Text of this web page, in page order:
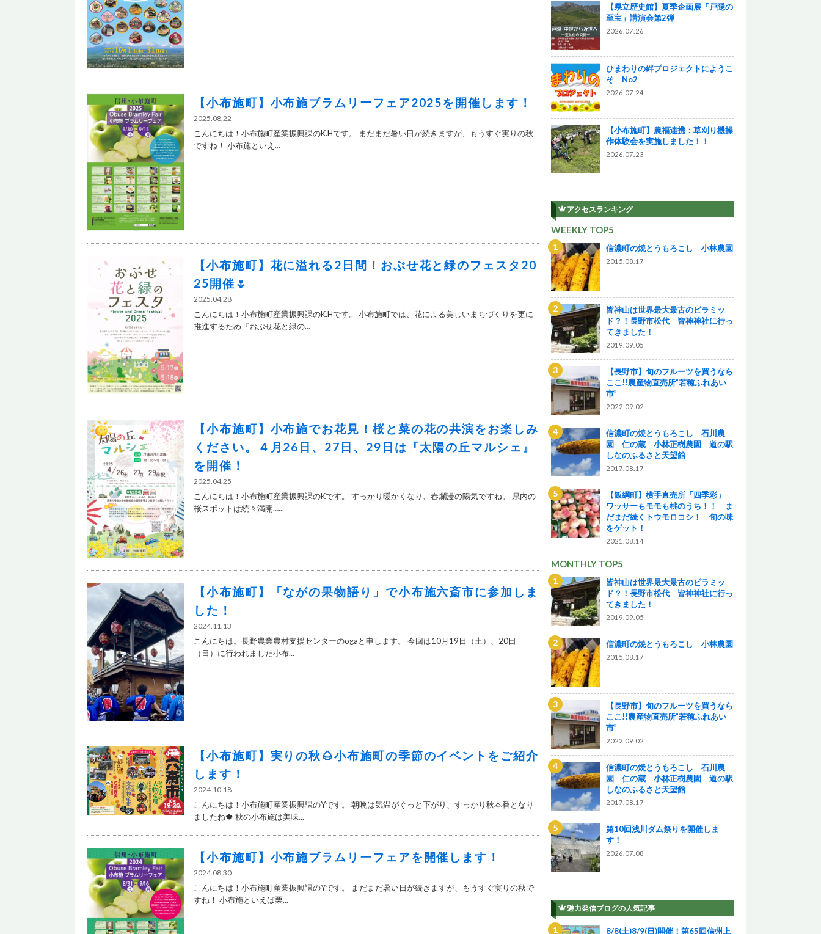
【小布施町】小布施ブラムリーフェア2025を開催します！
2025.08.22
こんにちは！小布施町産業振興課のK.Hです。 まだまだ暑い日が続きますが、もうすぐ実りの秋
ですね！ 小布施といえ...
【小布施町】花に溢れる2日間！おぶせ花と緑のフェスタ20
25開催🌷
2025.04.28
こんにちは！小布施町産業振興課のK.Hです。 小布施町では、花による美しいまちづくりを更に
推進するため『おぶせ花と緑の...
【小布施町】小布施でお花見！桜と菜の花の共演をお楽しみ
ください。４月26日、27日、29日は『太陽の丘マルシェ』
を開催！
2025.04.25
こんにちは！小布施町産業振興課のKです。 すっかり暖かくなり、春爛漫の陽気ですね。 県内の
桜スポットは続々満開…...
【小布施町】「ながの果物語り」で小布施六斎市に参加しま
した！
2024.11.13
こんにちは。長野農業農村支援センターのogaと申します。 今回は10月19日（土）、20日
（日）に行われました小布...
【小布施町】実りの秋🌰小布施町の季節のイベントをご紹介
します！
2024.10.18
こんにちは！小布施町産業振興課のYです。 朝晩は気温がぐっと下がり、すっかり秋本番となり
ましたね🍁 秋の小布施は美味...
【小布施町】小布施ブラムリーフェアを開催します！
2024.08.30
こんにちは！小布施町産業振興課のYです。 まだまだ暑い日が続きますが、もうすぐ実りの秋で
すね！ 小布施といえば栗...
【県立歴史館】夏季企画展「戸隠の
至宝」講演会第2弾
2026.07.26
ひまわりの絆プロジェクトにようこ
そ No2
2026.07.24
【小布施町】農福連携：草刈り機操
作体験会を実施しました！！
2026.07.23
アクセスランキング
WEEKLY TOP5
信濃町の焼とうもろこし 小林農園
2015.08.17
皆神山は世界最大最古のピラミッ
ド？！長野市松代 皆神神社に行っ
てきました！
2019.09.05
【長野市】旬のフルーツを買うなら
ここ!!農産物直売所”若穂ふれあい
市”
2022.09.02
信濃町の焼とうもろこし 石川農
園 仁の蔵 小林正樹農園 道の駅
しなのふるさと天望館
2017.08.17
【飯綱町】横手直売所「四季彩」
ワッサーもモモも桃のうち！！ ま
だまだ続くトウモロコシ！ 旬の味
をゲット！
2021.08.14
MONTHLY TOP5
皆神山は世界最大最古のピラミッ
ド？！長野市松代 皆神神社に行っ
てきました！
2019.09.05
信濃町の焼とうもろこし 小林農園
2015.08.17
【長野市】旬のフルーツを買うなら
ここ!!農産物直売所”若穂ふれあい
市”
2022.09.02
信濃町の焼とうもろこし 石川農
園 仁の蔵 小林正樹農園 道の駅
しなのふるさと天望館
2017.08.17
第10回浅川ダム祭りを開催しま
す！
2026.07.08
魅力発信ブログの人気記事
8/8(土)8/9(日)開催！第65回信州上